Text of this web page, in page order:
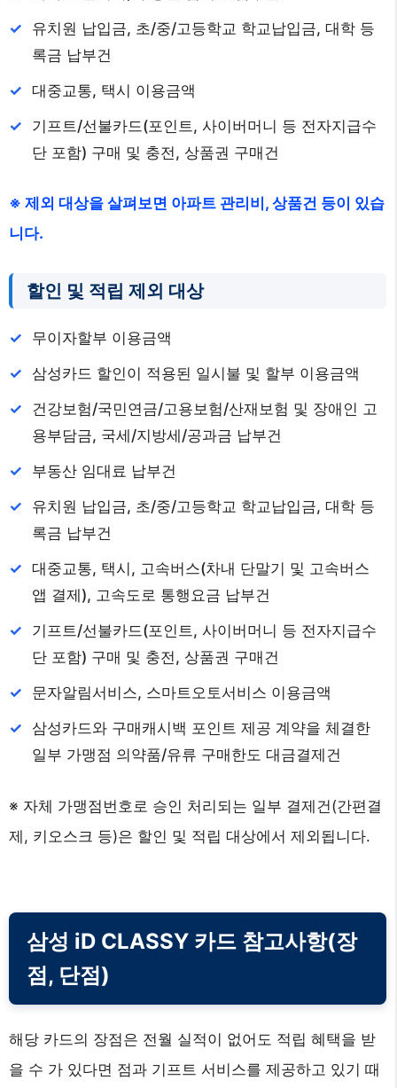
유치원 납입금, 초/중/고등학교 학교납입금, 대학 등
록금 납부건
대중교통, 택시 이용금액
기프트/선불카드(포인트, 사이버머니 등 전자지급수
단 포함) 구매 및 충전, 상품권 구매건
※ 제외 대상을 살펴보면 아파트 관리비, 상품건 등이 있습
니다.
할인 및 적립 제외 대상
무이자할부 이용금액
삼성카드 할인이 적용된 일시불 및 할부 이용금액
건강보험/국민연금/고용보험/산재보험 및 장애인 고
용부담금, 국세/지방세/공과금 납부건
부동산 임대료 납부건
유치원 납입금, 초/중/고등학교 학교납입금, 대학 등
록금 납부건
대중교통, 택시, 고속버스(차내 단말기 및 고속버스
앱 결제), 고속도로 통행요금 납부건
기프트/선불카드(포인트, 사이버머니 등 전자지급수
단 포함) 구매 및 충전, 상품권 구매건
문자알림서비스, 스마트오토서비스 이용금액
삼성카드와 구매캐시백 포인트 제공 계약을 체결한
일부 가맹점 의약품/유류 구매한도 대금결제건
※ 자체 가맹점번호로 승인 처리되는 일부 결제건(간편결
제, 키오스크 등)은 할인 및 적립 대상에서 제외됩니다.
삼성 iD CLASSY 카드 참고사항(장
점, 단점)
해당 카드의 장점은 전월 실적이 없어도 적립 혜택을 받
을 수 가 있다면 점과 기프트 서비스를 제공하고 있기 때